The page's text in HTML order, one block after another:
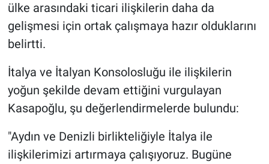
ülke arasındaki ticari ilişkilerin daha da
gelişmesi için ortak çalışmaya hazır olduklarını
belirtti.
İtalya ve İtalyan Konsolosluğu ile ilişkilerin
yoğun şekilde devam ettiğini vurgulayan
Kasapoğlu, şu değerlendirmelerde bulundu:
"Aydın ve Denizli birlikteliğiyle İtalya ile
ilişkilerimizi artırmaya çalışıyoruz. Bugüne